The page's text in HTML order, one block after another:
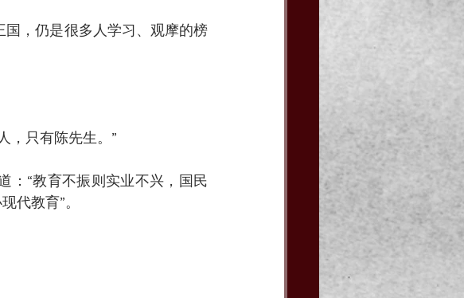
，仍是很多人学习、观摩的榜
，只有陈先生。”
：“教育不振则实业不兴，国民
代教育”。